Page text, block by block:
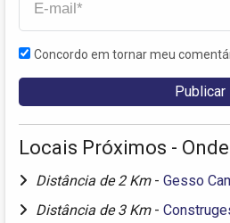
Concordo em tornar meu
Locais Próximos -
Distância de 2 Km - Gesso
Distância de 3 Km -